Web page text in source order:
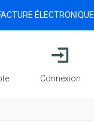
Connexion
ÉLECTRONIQUE